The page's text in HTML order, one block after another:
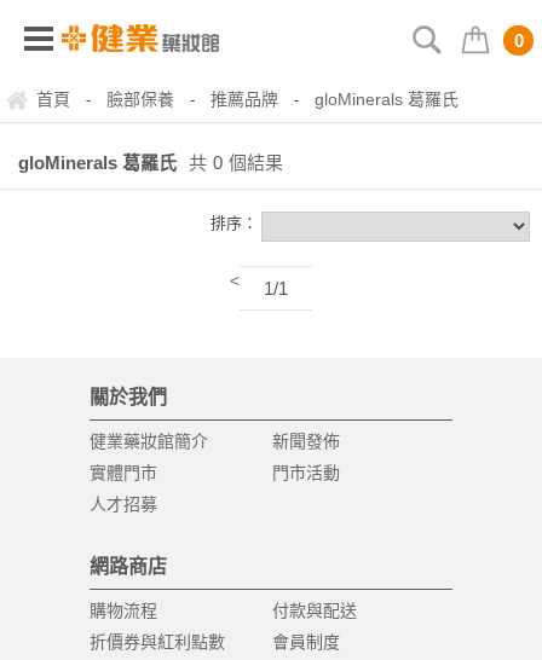
0
首頁 - 臉部保養 - 推薦品牌 - gloMinerals 葛羅氏
gloMinerals 葛羅氏 共 0 個結果
排序：
< 1/1
關於我們
健業藥妝館簡介
新聞發佈
實體門市
門市活動
人才招募
網路商店
購物流程
付款與配送
折價券與紅利點數
會員制度